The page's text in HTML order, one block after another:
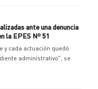
ante una denuncia
la EPES Nº 51
y cada actuación quedó
administrativo", se